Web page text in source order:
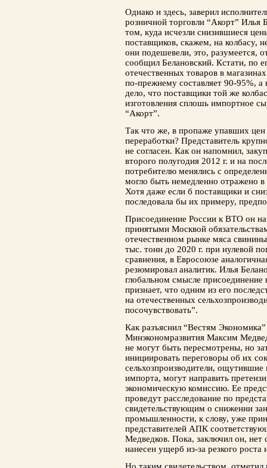
Однако и здесь, заверил
розничной торговли “Акорт” Илья
том, куда исчезли снизившиеся
поставщиков, скажем, на колбасу,
они подешевели, это, разумеется,
сообщил Белановский. Кстати, по
отечественных товаров в
по-прежнему составляет 90-95%,
дело, что поставщики той же
изготовления сплошь импортное
“Акорт”.
Так что же, в пропаже упавших цен
переработки? Представитель
не согласен. Как он напомнил,
второго полугодия 2012 г. и на
потребителю менялись с
могло быть немедленно отражено
Хотя даже если б поставщики и
последовала бы их примеру,
Присоединение России к ВТО он
принятыми Москвой
отечественном рынке мяса
тыс. тонн до 2020 г. при нулевой
сравнения, в Евросоюзе
резюмировал аналитик. Илья
глобальном смысле
признает, что одним из его
на отечественных
посочувствовать”.
Как разъяснил “Вестям
Минэкономразвития Максим
не могут быть пересмотрены, но
инициировать переговоры об их
сельхозпроизводители, ощутившие
импорта, могут направить
экономическую комиссию. Ее
проведут расследование по
свидетельствующим о снижении
промышленности, к слову, уже
представителей АПК
Медведков. Пока, заключил он, нет
нанесен ущерб из-за резкого